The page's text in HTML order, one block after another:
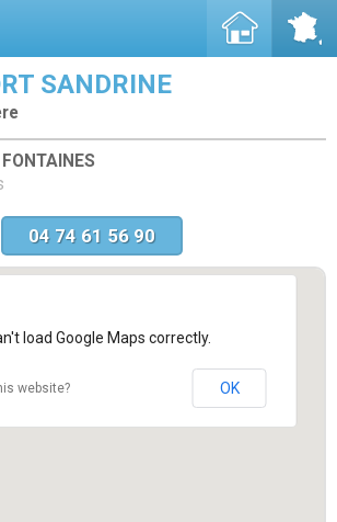
SANDRINE
04 74 61 56 90
load Google Maps correctly.
website? OK